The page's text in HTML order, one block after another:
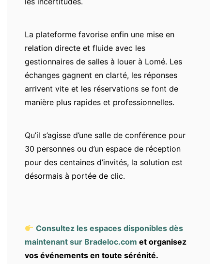
La plateforme favorise enfin une mise en
relation directe et fluide avec les
gestionnaires de salles à louer à Lomé. Les
échanges gagnent en clarté, les réponses
arrivent vite et les réservations se font de
manière plus rapides et professionnelles.
Qu’il s’agisse d’une salle de conférence pour
30 personnes ou d’un espace de réception
pour des centaines d’invités, la solution est
désormais à portée de clic.
Consultez les espaces disponibles dès
maintenant sur Bradeloc.com et organisez
vos événements en toute sérénité.